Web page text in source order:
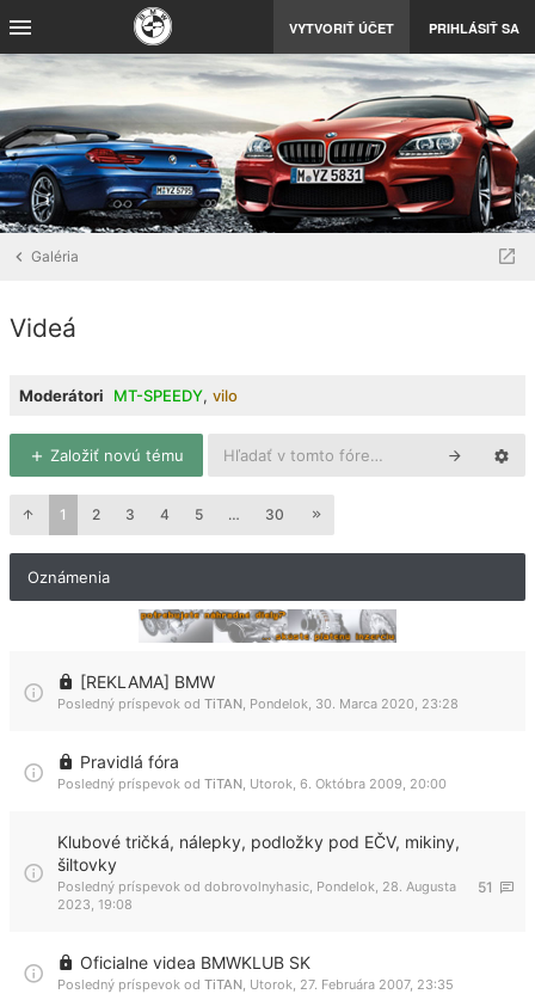
VYTVORIŤ ÚČET PRIHLÁSIŤ SA
Galéria
Videá
Moderátori MT-SPEEDY, vilo
Založiť novú tému
1 2 3 4 5 … 30
Oznámenia
[REKLAMA] BMW
Posledný príspevok od TiTAN Pondelok, 30. Marca 2020, 23:28
Pravidlá fóra
Posledný príspevok od TiTAN Utorok, 6. Októbra 2009, 20:00
Klubové tričká, nálepky, podložky pod EČV, mikiny,
šiltovky
51
Posledný príspevok od dobrovolnyhasic Pondelok, 28. Augusta
2023, 19:08
Oficialne videa BMWKLUB SK
Posledný príspevok od TiTAN Utorok, 27. Februára 2007, 23:35